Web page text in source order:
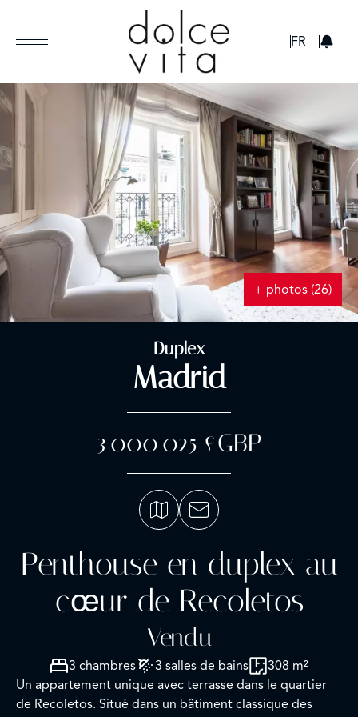
FR
+ photos (26)
Duplex
Madrid
3 000 025 £GBP
Penthouse en duplex au
cœur de Recoletos
Vendu
3 chambres 3 salles de bains
308 m²
Un appartement unique avec terrasse dans le quartier
de Recoletos. Situé dans un bâtiment classique des